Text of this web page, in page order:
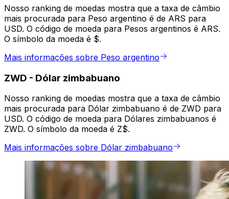
Nosso ranking de moedas mostra que a taxa de câmbio
mais procurada para Peso argentino é de ARS para
USD. O código de moeda para Pesos argentinos é ARS.
O símbolo da moeda é $.
Mais informações sobre Peso argentino
ZWD - Dólar zimbabuano
Nosso ranking de moedas mostra que a taxa de câmbio
mais procurada para Dólar zimbabuano é de ZWD para
USD. O código de moeda para Dólares zimbabuanos é
ZWD. O símbolo da moeda é Z$.
Mais informações sobre Dólar zimbabuano